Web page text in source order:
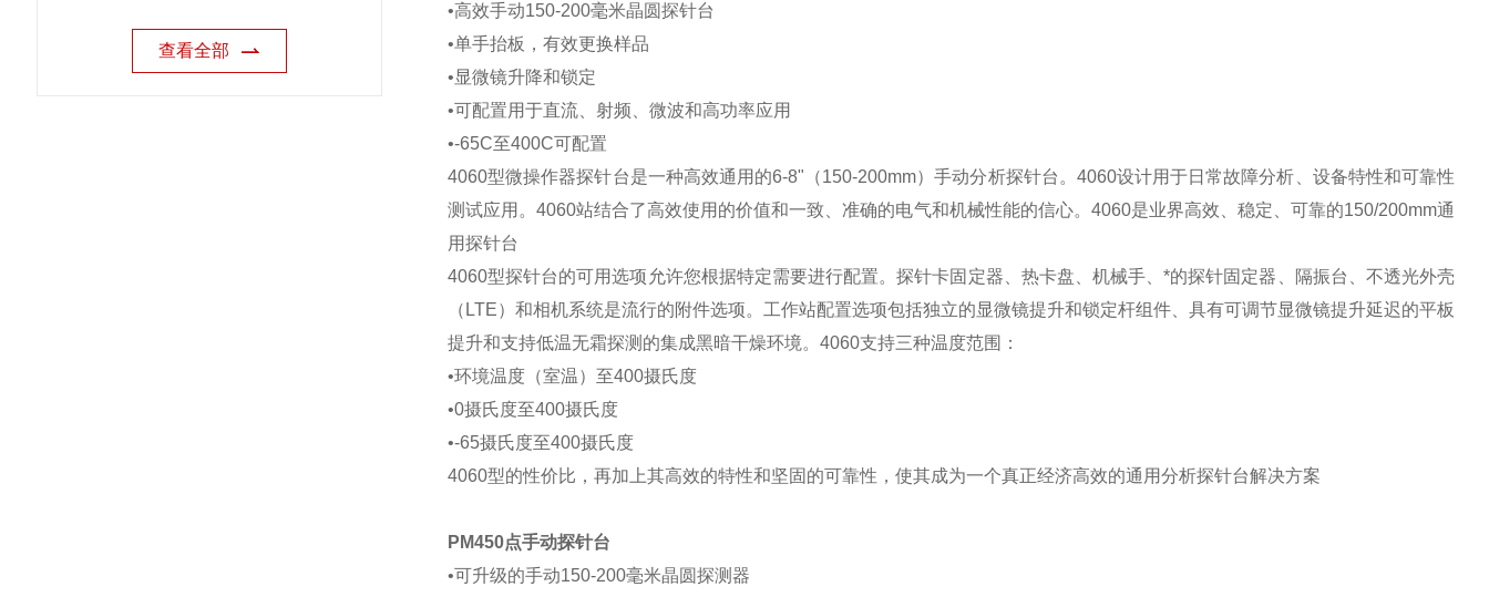
查看全部
•高效手动150-200毫米晶圆探针台
•单手抬板，有效更换样品
•显微镜升降和锁定
•可配置用于直流、射频、微波和高功率应用
•-65C至400C可配置
4060型微操作器探针台是一种高效通用的6-8"（150-200mm）手动分析探针台。4060设计用于日常故障分析、设备特性和可靠性
测试应用。4060站结合了高效使用的价值和一致、准确的电气和机械性能的信心。4060是业界高效、稳定、可靠的150/200mm通
用探针台
4060型探针台的可用选项允许您根据特定需要进行配置。探针卡固定器、热卡盘、机械手、*的探针固定器、隔振台、不透光外壳
（LTE）和相机系统是流行的附件选项。工作站配置选项包括独立的显微镜提升和锁定杆组件、具有可调节显微镜提升延迟的平板
提升和支持低温无霜探测的集成黑暗干燥环境。4060支持三种温度范围：
•环境温度（室温）至400摄氏度
•0摄氏度至400摄氏度
•-65摄氏度至400摄氏度
4060型的性价比，再加上其高效的特性和坚固的可靠性，使其成为一个真正经济高效的通用分析探针台解决方案
PM450点手动探针台
•可升级的手动150-200毫米晶圆探测器